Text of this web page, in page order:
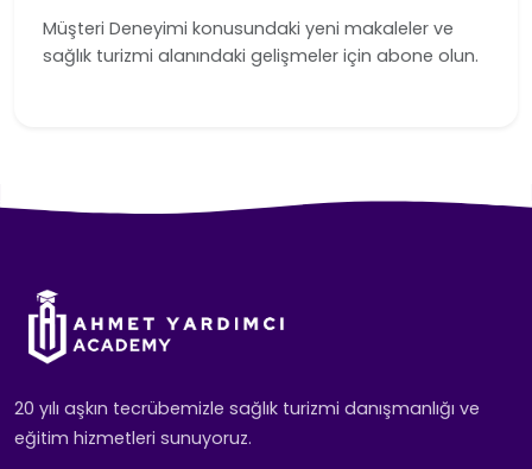
Müşteri Deneyimi konusundaki yeni makaleler ve
sağlık turizmi alanındaki gelişmeler için abone olun.
20 yılı aşkın tecrübemizle sağlık turizmi danışmanlığı ve
eğitim hizmetleri sunuyoruz.